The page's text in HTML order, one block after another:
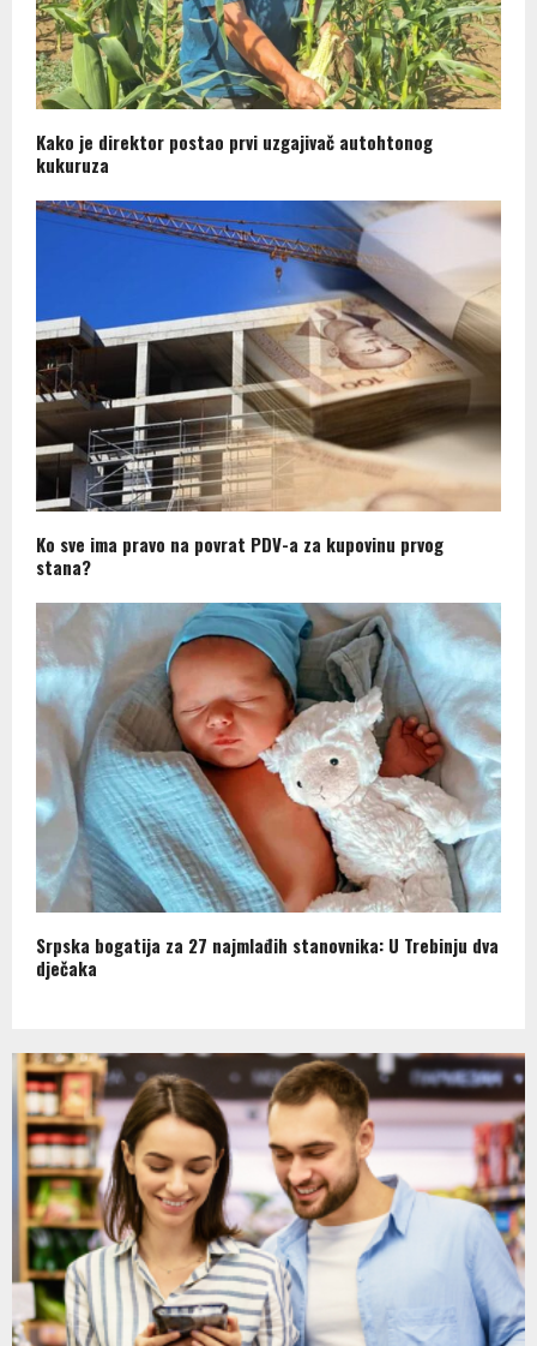
Kako je direktor postao prvi uzgajivač autohtonog
kukuruza
Ko sve ima pravo na povrat PDV-a za kupovinu prvog
stana?
Srpska bogatija za 27 najmlađih stanovnika: U Trebinju dva
dječaka